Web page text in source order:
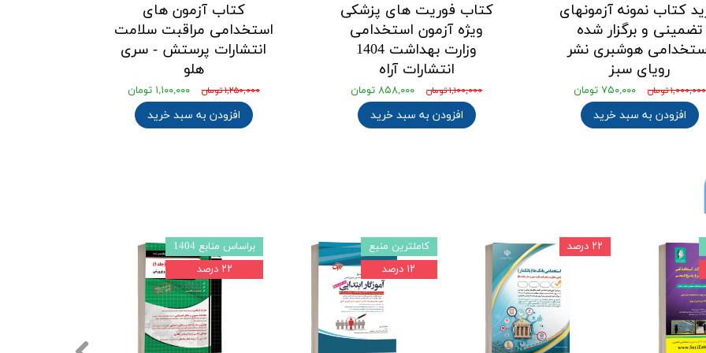
کتاب نمونه آزمونهای
تضمینی و برگزار شده
هوشبری نشر
رویای سبز
۱,۰۰۰,۰۰۰ تومان ۷۵۰,۰۰۰ تومان
افزودن به سبد خرید
کتاب فوریت های پزشکی
ویژه آزمون استخدامی
وزارت بهداشت 1404
انتشارات آراه
۱,۱۰۰,۰۰۰ تومان ۸۵۸,۰۰۰ تومان
افزودن به سبد خرید
کتاب آزمون های
استخدامی مراقبت سلامت
انتشارات پرستش - سری
هلو
۱,۲۵۰,۰۰۰ تومان ۱,۱۰۰,۰۰۰ تومان
افزودن به سبد خرید
براساس منابع 1404
۲۲ درصد
کاملترین منبع
۱۲ درصد
۲۲ درصد